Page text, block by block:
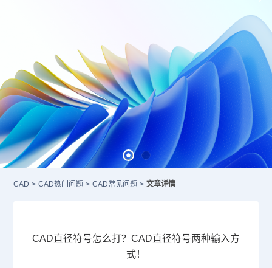
CAD > CAD热门问题 > CAD常见问题 > 文章详情
CAD直径符号怎么打？CAD直径符号两种输入方
式！